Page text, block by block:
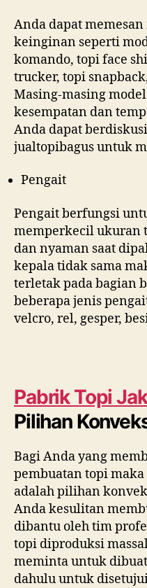
Anda dapat
keinginan seperti
komando, topi face
trucker, topi
Masing-masing
kesempatan dan
Anda dapat
jualtopibagus untuk
Pengait
Pengait berfungsi
memperkecil ukuran
dan nyaman saat
kepala tidak sama
terletak pada bagian
beberapa jenis
velcro, rel, gesper,
Pabrik Topi
Pilihan
Bagi Anda yang
pembuatan topi maka
adalah pilihan
Anda kesulitan
dibantu oleh tim
topi diproduksi
meminta untuk
dahulu untuk